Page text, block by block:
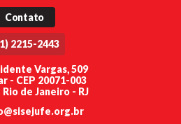
Contato
2215-2443
Vargas, 509
- CEP 20071-003
de Janeiro - RJ